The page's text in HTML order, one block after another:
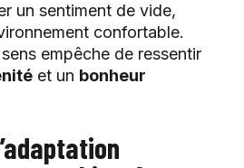
un sentiment de vide,
confortable.
empêche de ressentir
et un bonheur